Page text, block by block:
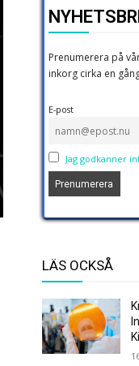
Prenumerera på
inkorg cirka en
E-post
Jag godkänner
LÄS OCKSÅ